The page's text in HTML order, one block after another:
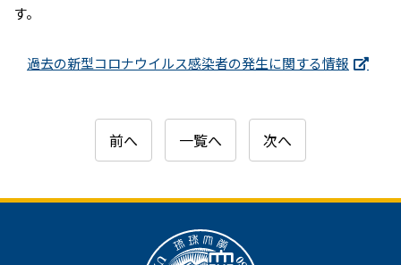
す。
過去の新型コロナウイルス感染者の発生に関する情報
前へ 一覧へ 次へ